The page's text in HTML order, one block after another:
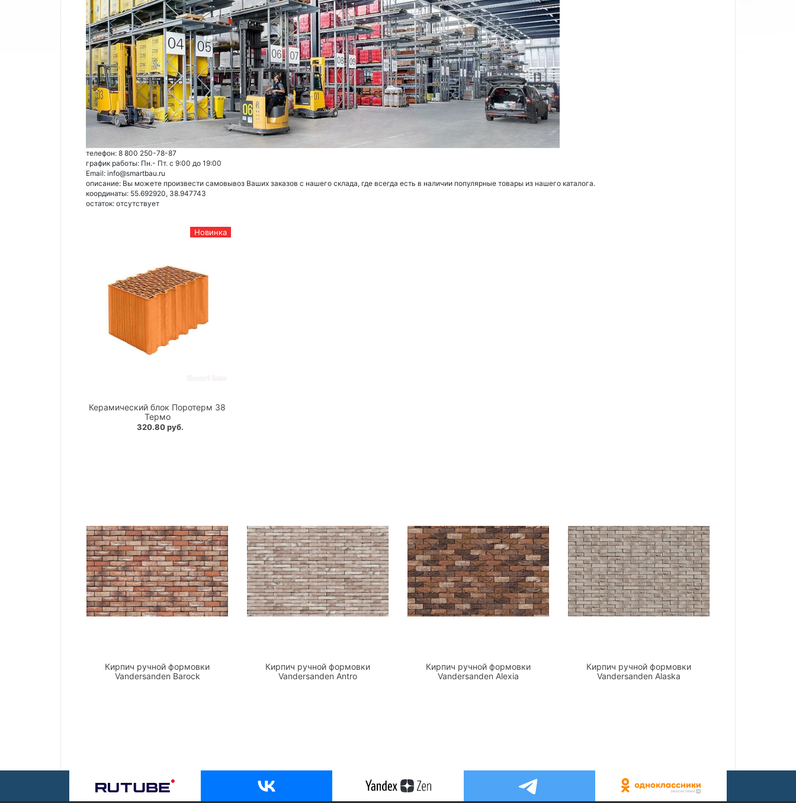
телефон: 8 800 250-78-87
график работы: Пн.- Пт. с 9:00 до 19:00
Email: info@smartbau.ru
описание: Вы можете произвести самовывоз Ваших заказов с нашего склада, где всегда есть в наличии популярные товары из нашего каталога.
координаты: 55.692920, 38.947743
остаток: отсутствует
Новинка
Керамический блок Поротерм 38
Термо
320.80 руб.
Кирпич ручной формовки
Vandersanden Barock
Кирпич ручной формовки
Vandersanden Antro
Кирпич ручной формовки
Vandersanden Alexia
Кирпич ручной формовки
Vandersanden Alaska